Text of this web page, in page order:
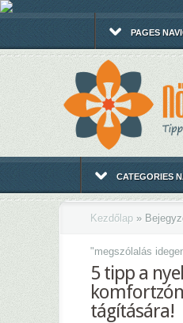
PAGES
CATEGORIES
Kezdőlap »
"megszólalás
5 tipp a
tágítására!